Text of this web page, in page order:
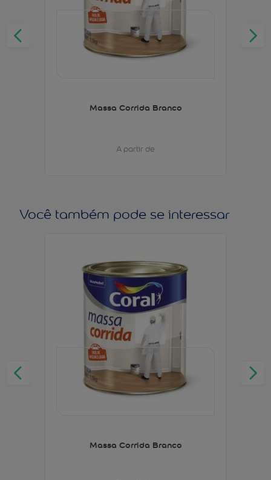
Massa Corrida Branco
A partir de
Você também pode se interessar
Massa Corrida Branco